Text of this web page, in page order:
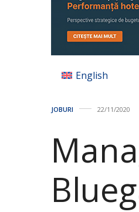
English
JOBURI 22/11/2020